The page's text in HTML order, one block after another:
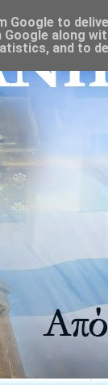
Google to
Google along
and to